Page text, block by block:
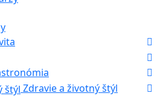
Zdravie a životný štýl